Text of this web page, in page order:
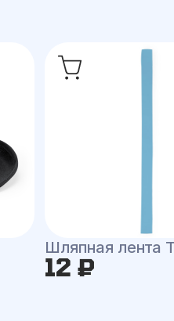
Шляпная лента
12 ₽